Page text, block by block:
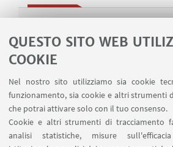
QUESTO SITO WEB
COOKIE
Nel nostro sito utilizziamo sia cookie
funzionamento, sia cookie e altri strumenti
che potrai attivare solo con il tuo consenso.
Cookie e altri strumenti di tracciamento
analisi statistiche, misure
corpo e sessualità (in fase di
costruzione)
Bibliografia sui temi